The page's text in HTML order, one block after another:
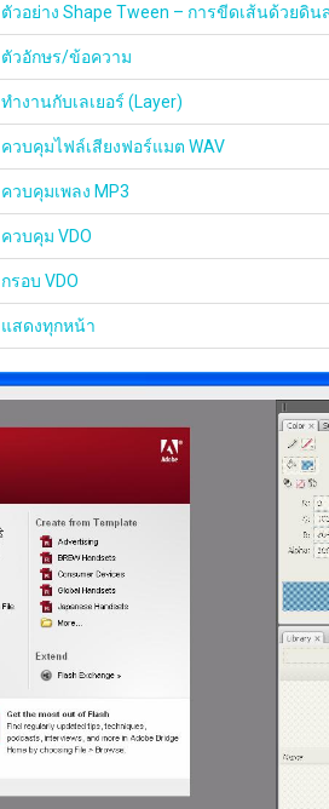
ตัวอย่าง Shape Tween – การขีดเส้นด้วยดิน
ตัวอักษร/ข้อความ
ทำงานกับเลเยอร์ (Layer)
ควบคุมไฟล์เสียงฟอร์แมต WAV
ควบคุมเพลง MP3
ควบคุม VDO
กรอบ VDO
แสดงทุกหน้า